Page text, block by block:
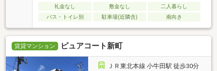
礼金なし 敷金なし
二人暮らし
バス・トイレ別
駐車場(近隣含) 南向き
賃貸マンション ピュアコート新町
ＪＲ東北本線 小牛田駅 徒歩30分